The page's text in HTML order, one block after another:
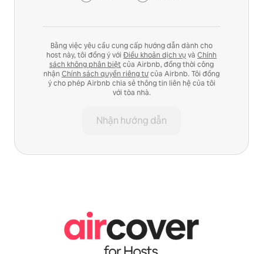
Bằng việc yêu cầu cung cấp hướng dẫn dành cho
host này, tôi đồng ý với Điều khoản dịch vụ và Chính
sách không phân biệtcủa Airbnb, đồng thời công
nhận Chính sách quyền riêng tưcủa Airbnb. Tôi đồng
ý cho phép Airbnb chia sẻ thông tin liên hệ của tôi
với tòa nhà.
Nhận hướng dẫn